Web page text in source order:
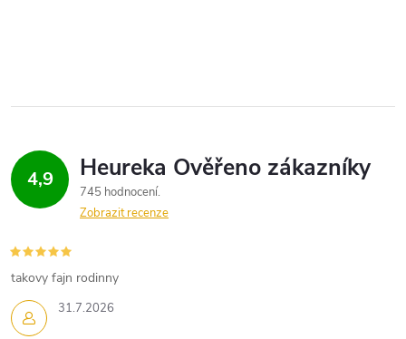
l
d
a
c
í
p
4,9
745 hodnocení
Zobrazit recenze
31.7.2026
takovy fajn rodinny